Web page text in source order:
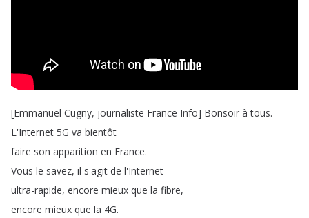
[Emmanuel Cugny, journaliste France Info] Bonsoir à tous.
L'Internet 5G va bientôt
faire son apparition en France.
Vous le savez, il s'agit de l'Internet
ultra-rapide, encore mieux que la fibre,
encore mieux que la 4G.